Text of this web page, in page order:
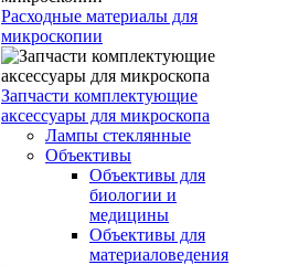
Расходные материалы для
микроскопии
Запчасти комплектующие
аксессуары для микроскопа
Лампы стеклянные
Объективы
Объективы для
биологии и
медицины
Объективы для
материаловедения